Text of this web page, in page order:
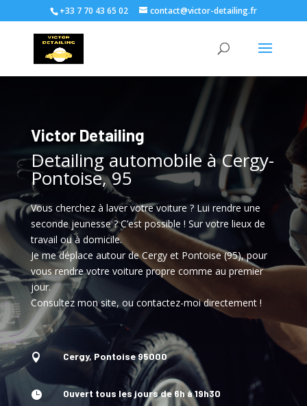
+33 7 70 43 65 02 contact@victor-detailing.fr
Victor Detailing
Detailing automobile à Cergy-
Pontoise, 95
Vous cherchez à laver votre voiture ? Lui rendre une
seconde jeunesse ? C’est possible ! Sur votre lieux de
travail ou à domicile.
Je me déplace autour de Cergy et Pontoise (95), pour
vous rendre votre voiture propre comme au premier
jour.
Consultez mon site, ou contactez-moi directement !
 Cergy, Pontoise 95000
 Ouvert tous les jours de 6h à 19h30